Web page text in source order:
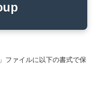
ファイルに以下の書式で保